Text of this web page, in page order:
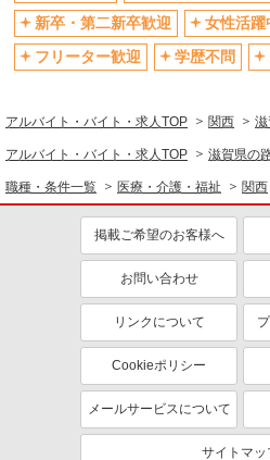
テ
制服貸与
研
資格取得支援制度あり
医療・介護
看護師・保健師・看護助手・助産師
同じ特徴から求人を探す
未経験歓迎
ミ
ボーナス・賞与あり
産休・育休取得実績あり
新卒・第二新卒歓迎
女性活躍
フリーター歓迎
学歴不問
アルバイト・バイト・求人TOP 関西
アルバイト・バイト・求人TOP 滋賀県の
職種・条件一覧 医療・介護・福祉 関西
掲載ご希望のお客様へ
お問い合わせ
リンクについて
Cookieポリシー
メールサービスについて
サイトマッ